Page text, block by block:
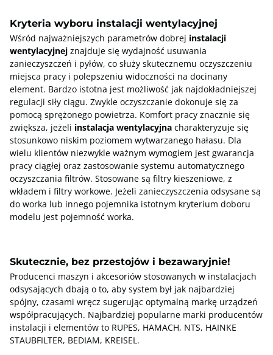
Kryteria wyboru instalacji wentylacyjnej
Wśród najważniejszych parametrów dobrej instalacji
wentylacyjnej znajduje się wydajność usuwania
zanieczyszczeń i pyłów, co służy skutecznemu oczyszczeniu
miejsca pracy i polepszeniu widoczności na docinany
element. Bardzo istotna jest możliwość jak najdokładniejszej
regulacji siły ciągu. Zwykle oczyszczanie dokonuje się za
pomocą sprężonego powietrza. Komfort pracy znacznie się
zwiększa, jeżeli instalacja wentylacyjna charakteryzuje się
stosunkowo niskim poziomem wytwarzanego hałasu. Dla
wielu klientów niezwykle ważnym wymogiem jest gwarancja
pracy ciągłej oraz zastosowanie systemu automatycznego
oczyszczania filtrów. Stosowane są filtry kieszeniowe, z
wkładem i filtry workowe. Jeżeli zanieczyszczenia odsysane są
do worka lub innego pojemnika istotnym kryterium doboru
modelu jest pojemność worka.
Skutecznie, bez przestojów i bezawaryjnie!
Producenci maszyn i akcesoriów stosowanych w instalacjach
odsysających dbają o to, aby system był jak najbardziej
spójny, czasami wręcz sugerując optymalną markę urządzeń
współpracujących. Najbardziej popularne marki producentów
instalacji i elementów to RUPES, HAMACH, NTS, HAINKE
STAUBFILTER, BEDIAM, KREISEL.